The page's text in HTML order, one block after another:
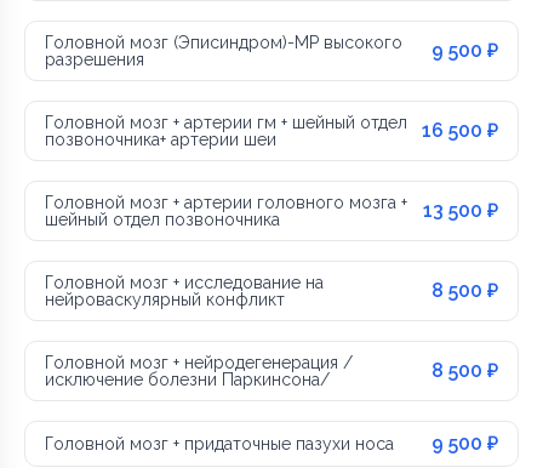
Головной мозг (Эписиндром)-МР высокого
разрешения
9 500 ₽
Головной мозг + артерии гм + шейный отдел
позвоночника+ артерии шеи
16 500 ₽
Головной мозг + артерии головного мозга +
шейный отдел позвоночника
13 500 ₽
Головной мозг + исследование на
нейроваскулярный конфликт
8 500 ₽
Головной мозг + нейродегенерация /
исключение болезни Паркинсона/
8 500 ₽
Головной мозг + придаточные пазухи носа 9 500 ₽